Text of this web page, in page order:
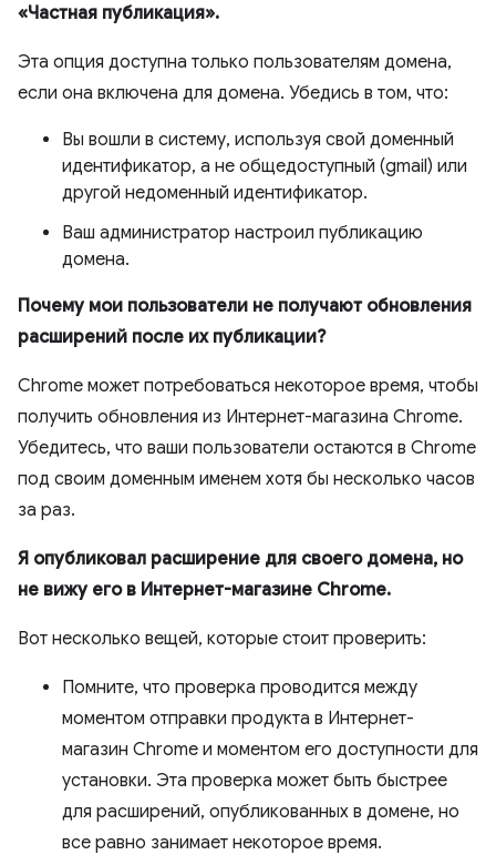
«Частная публикация».
Эта опция доступна только пользователям домена,
если она включена для домена. Убедись в том, что:
Вы вошли в систему, используя свой доменный
идентификатор, а не общедоступный (gmail) или
другой недоменный идентификатор.
Ваш администратор настроил публикацию
домена.
Почему мои пользователи не получают обновления
расширений после их публикации?
Chrome может потребоваться некоторое время, чтобы
получить обновления из Интернет-магазина Chrome.
Убедитесь, что ваши пользователи остаются в Chrome
под своим доменным именем хотя бы несколько часов
за раз.
Я опубликовал расширение для своего домена, но
не вижу его в Интернет-магазине Chrome.
Вот несколько вещей, которые стоит проверить:
Помните, что проверка проводится между
моментом отправки продукта в Интернет-
магазин Chrome и моментом его доступности для
установки. Эта проверка может быть быстрее
для расширений, опубликованных в домене, но
все равно занимает некоторое время.